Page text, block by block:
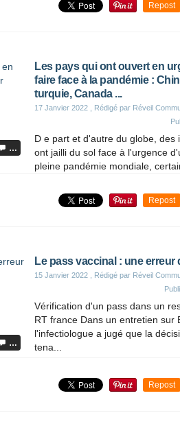
Repost
…
Les pays qui ont ouvert en
faire face à la pandémie :
turquie, Canada ...
17 Janvier 2022 , Rédigé par Réveil
D e part et d'autre du globe, des
ont jailli du sol face à l'urgence
pleine pandémie mondiale,
Repost
…
Le pass vaccinal : une
15 Janvier 2022 , Rédigé par Réveil
Vérification d'un pass dans un
RT france Dans un entretien sur
l'infectiologue a jugé que la
tena...
Repost